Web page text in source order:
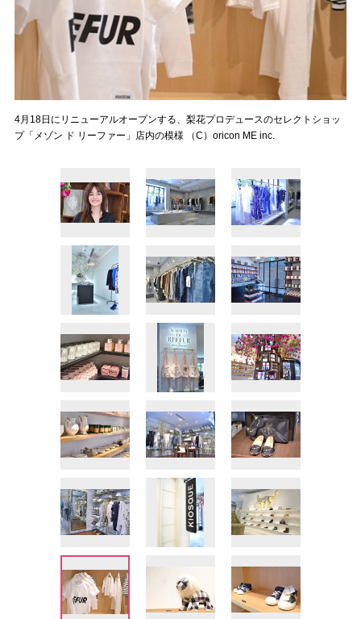
4月18日にリニューアルオープンする、梨花プロデュースのセレクトショッ
プ「メゾン ド リーファー」店内の模様 （C）oricon ME inc.